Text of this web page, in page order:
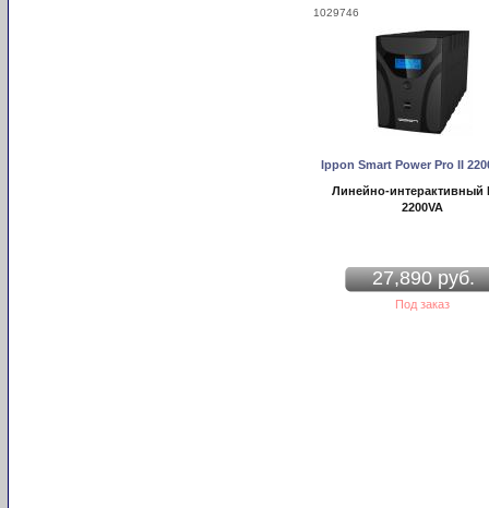
1029746
Ippon Smart Power Pro II
Линейно-
2200VA
27,890 руб.
Под заказ